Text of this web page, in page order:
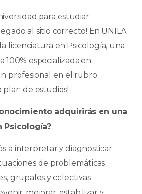
para estudiar
al sitio correcto! En UNILA
licenciatura en Psicología, una
100% especializada en
profesional en el rubro.
plan de estudios!
adquirirás en una
Psicología?
a interpretar y diagnosticar
de problemáticas
grupales y colectivas.